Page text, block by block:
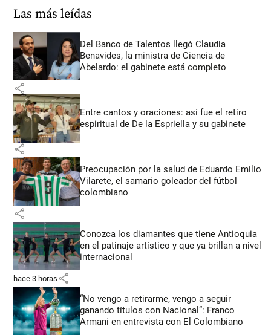
Las más leídas
Del Banco de Talentos llegó Claudia
Benavides, la ministra de Ciencia de
Abelardo: el gabinete está completo
share
Entre cantos y oraciones: así fue el retiro
espiritual de De la Espriella y su gabinete
share
Preocupación por la salud de Eduardo Emilio
Vilarete, el samario goleador del fútbol
colombiano
share
Conozca los diamantes que tiene Antioquia
en el patinaje artístico y que ya brillan a nivel
internacional
hace 3 horas share
“No vengo a retirarme, vengo a seguir
ganando títulos con Nacional”: Franco
Armani en entrevista con El Colombiano